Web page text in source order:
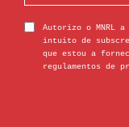
Autorizo o MNRL
intuito de
que estou a
regulamentos de